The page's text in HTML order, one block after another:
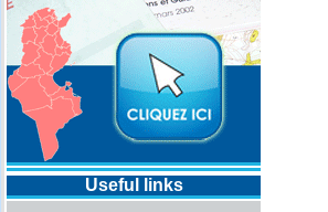
Useful links